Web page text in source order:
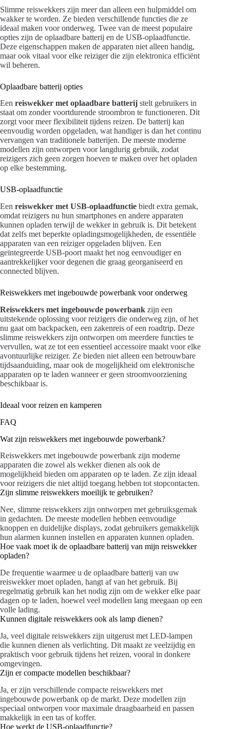
Slimme reiswekkers zijn meer dan alleen een hulpmiddel om
wakker te worden. Ze bieden verschillende functies die ze
ideaal maken voor onderweg. Twee van de meest populaire
opties zijn de oplaadbare batterij en de USB-oplaadfunctie.
Deze eigenschappen maken de apparaten niet alleen handig,
maar ook vitaal voor elke reiziger die zijn elektronica efficiënt
wil beheren.
Oplaadbare batterij opties
Een reiswekker met oplaadbare batterij stelt gebruikers in
staat om zonder voortdurende stroombron te functioneren. Dit
zorgt voor meer flexibiliteit tijdens reizen. De batterij kan
eenvoudig worden opgeladen, wat handiger is dan het continu
vervangen van traditionele batterijen. De meeste moderne
modellen zijn ontworpen voor langdurig gebruik, zodat
reizigers zich geen zorgen hoeven te maken over het opladen
op elke bestemming.
USB-oplaadfunctie
Een reiswekker met USB-oplaadfunctie biedt extra gemak,
omdat reizigers nu hun smartphones en andere apparaten
kunnen opladen terwijl de wekker in gebruik is. Dit betekent
dat zelfs met beperkte opladingsmogelijkheden, de essentiële
apparaten van een reiziger opgeladen blijven. Een
geïntegreerde USB-poort maakt het nog eenvoudiger en
aantrekkelijker voor degenen die graag georganiseerd en
connected blijven.
Reiswekkers met ingebouwde powerbank voor onderweg
Reiswekkers met ingebouwde powerbank zijn een
uitstekende oplossing voor reizigers die onderweg zijn, of het
nu gaat om backpacken, een zakenreis of een roadtrip. Deze
slimme reiswekkers zijn ontworpen om meerdere functies te
vervullen, wat ze tot een essentieel accessoire maakt voor elke
avontuurlijke reiziger. Ze bieden niet alleen een betrouwbare
tijdsaanduiding, maar ook de mogelijkheid om elektronische
apparaten op te laden wanneer er geen stroomvoorziening
beschikbaar is.
Ideaal voor reizen en kamperen
FAQ
Wat zijn reiswekkers met ingebouwde powerbank?
Reiswekkers met ingebouwde powerbank zijn moderne
apparaten die zowel als wekker dienen als ook de
mogelijkheid bieden om apparaten op te laden. Ze zijn ideaal
voor reizigers die niet altijd toegang hebben tot stopcontacten.
Zijn slimme reiswekkers moeilijk te gebruiken?
Nee, slimme reiswekkers zijn ontworpen met gebruiksgemak
in gedachten. De meeste modellen hebben eenvoudige
knoppen en duidelijke displays, zodat gebruikers gemakkelijk
hun alarmen kunnen instellen en apparaten kunnen opladen.
Hoe vaak moet ik de oplaadbare batterij van mijn reiswekker
opladen?
De frequentie waarmee u de oplaadbare batterij van uw
reiswekker moet opladen, hangt af van het gebruik. Bij
regelmatig gebruik kan het nodig zijn om de wekker elke paar
dagen op te laden, hoewel veel modellen lang meegaan op een
volle lading.
Kunnen digitale reiswekkers ook als lamp dienen?
Ja, veel digitale reiswekkers zijn uitgerust met LED-lampen
die kunnen dienen als verlichting. Dit maakt ze veelzijdig en
praktisch voor gebruik tijdens het reizen, vooral in donkere
omgevingen.
Zijn er compacte modellen beschikbaar?
Ja, er zijn verschillende compacte reiswekkers met
ingebouwde powerbank op de markt. Deze modellen zijn
speciaal ontworpen voor maximale draagbaarheid en passen
makkelijk in een tas of koffer.
Hoe werkt de USB-oplaadfunctie?